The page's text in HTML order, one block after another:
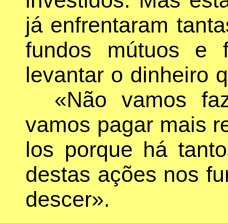
já enfrentaram
fundos mútuos e
levantar o dinheiro
«Não vamos
vamos pagar mais
los porque há
destas ações nos
descer».